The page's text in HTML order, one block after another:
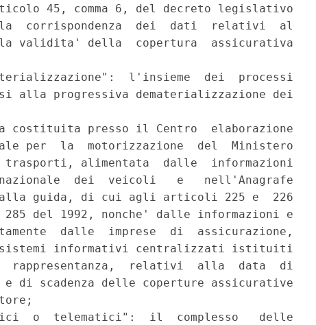
45, comma 6, del decreto legislativo
corrispondenza  dei  dati  relativi  al
validita' della  copertura  assicurativa
l'insieme  dei  processi
alla progressiva dematerializzazione dei
costituita presso il Centro  elaborazione
per  la  motorizzazione  del  Ministero
alimentata  dalle  informazioni
dei  veicoli   e   nell'Anagrafe
guida, di cui agli articoli 225 e  226
del 1992, nonche' dalle informazioni e
dalle  imprese  di  assicurazione,
sistemi informativi centralizzati istituiti
rappresentanza,  relativi  alla  data  di
e di scadenza delle coperture assicurative
o  telematici":  il  complesso   delle